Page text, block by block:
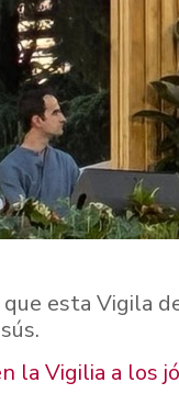
esta Vigila
la Vigilia a los